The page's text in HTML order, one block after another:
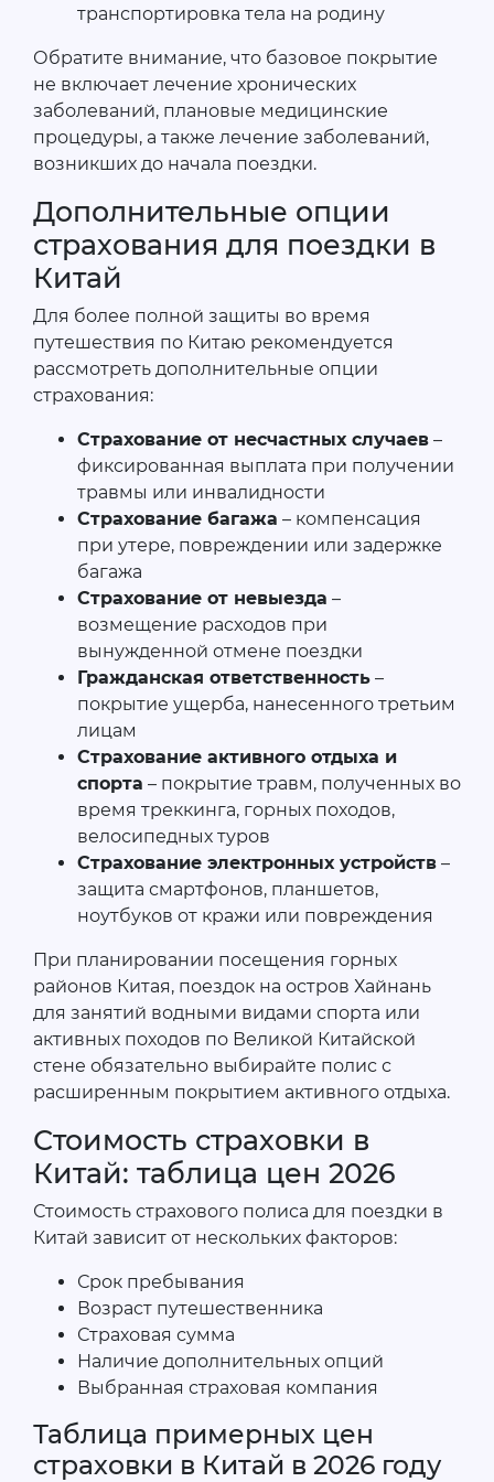
транспортировка тела на родину
Обратите внимание, что базовое покрытие
не включает лечение хронических
заболеваний, плановые медицинские
процедуры, а также лечение заболеваний,
возникших до начала поездки.
Дополнительные опции
страхования для поездки в
Китай
Для более полной защиты во время
путешествия по Китаю рекомендуется
рассмотреть дополнительные опции
страхования:
Страхование от несчастных случаев –
фиксированная выплата при получении
травмы или инвалидности
Страхование багажа – компенсация
при утере, повреждении или задержке
багажа
Страхование от невыезда –
возмещение расходов при
вынужденной отмене поездки
Гражданская ответственность –
покрытие ущерба, нанесенного третьим
лицам
Страхование активного отдыха и
спорта – покрытие травм, полученных во
время треккинга, горных походов,
велосипедных туров
Страхование электронных устройств –
защита смартфонов, планшетов,
ноутбуков от кражи или повреждения
При планировании посещения горных
районов Китая, поездок на остров Хайнань
для занятий водными видами спорта или
активных походов по Великой Китайской
стене обязательно выбирайте полис с
расширенным покрытием активного отдыха.
Стоимость страховки в
Китай: таблица цен 2026
Стоимость страхового полиса для поездки в
Китай зависит от нескольких факторов:
Срок пребывания
Возраст путешественника
Страховая сумма
Наличие дополнительных опций
Выбранная страховая компания
Таблица примерных цен
страховки в Китай в 2026 году